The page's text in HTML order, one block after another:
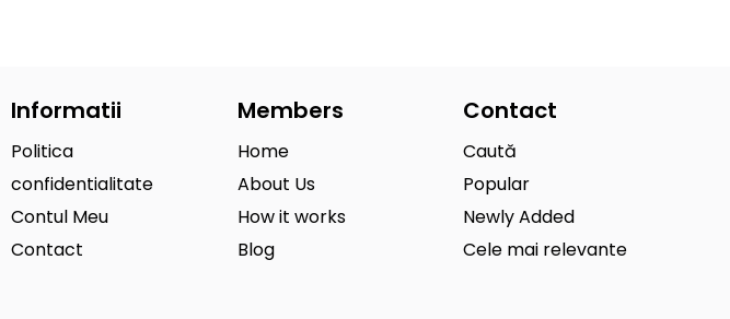
Informatii
Politica
confidentialitate
Contul Meu
Contact
Members
Home
About Us
How it works
Blog
Contact
Caută
Popular
Newly Added
Cele mai relevante